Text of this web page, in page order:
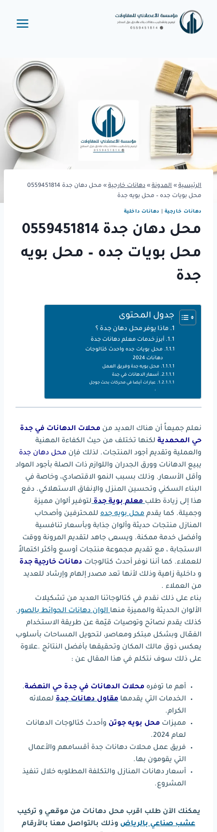
المحتوى
الرئيسية » المدونة » دهانات خارجية »
محل دهان جدة 0559451814
محل بويات جده – محل بويه جدة
دهانات خارجية دهانات داخلية
محل دهان جدة 0559451814
محل بويات جده – محل بويه
جدة
جدول المحتوى
ماذا يوفر محل دهان جدة ؟
أبرز خدمات معلم دهانات جدة
محل بويات جده واحدث كتالوجات
دهانات 2024
محل بويه جدة وفريق العمل
أسعار الدهانات في جدة
عبارات أيضا في محركات بحث جوجل
:
نعلم جميعاً أن هناك العديد من محلات الدهانات في جدة
حي المحمدية لكنها تختلف من حيث الكفاءة المهنية
والعملية وتقديم أجود المنتجات. لذلك فإن محل دهان جدة
يبيع الدهانات وورق الجدران واللوازم ذات الصلة بأجود المواد
وأقل الأسعار. وذلك بسبب النمو الاقتصادي، وخاصة في
البناء السكني وتحسين المنزل والإنفاق الاستهلاكي. دفع
هذا إلى زيادة طلبمعلم بوية جدةلتوفير ألوان مميزة
وجميلة. كما يقدم محل بويه جده للمحترفين وأصحاب
المنازل منتجات حديثة وألوان جذابة وبأسعار تنافسية
وأفضل خدمة ممكنة. ويسعى جاهد لتقديم المرونة ووقت
الاستجابة ، مع تقديم مجموعة منتجات أوسع وأكثر اكتمالاً
للعملاء. كما أننا نوفر أحدث كتالوجات دهانات خارجية جدة
و داخلية زاهية وذلك لأنها تعد مصدر إلهام وإرشاد للعديد
من العملاء .
بناء على ذلك نقدم في كتالوجاتنا العديد من تشكيلات
الألوان الحديثة والمميزة منهاالوان دهانات الحوائط بالصور.
كذلك يقدم نصائح وتوصيات قيّمة عن طريقة الاستخدام
الفعّال وبشكل مبتكر ومعاصر، لتحويل المساحات بأسلوب
يعكس ذوق مالك المكان وتحقيقها بأفضل النتائج .علاوة
على ذلك سوف نتكلم في هذا المقال عن :
أهم ما توفره محلات الدهانات في جدة حي النهضة.
الخدمات التي يقدمها مقاول دهانات جدة لعملائه
الكرام.
مميزات محل بويه جوتن وأحدث كتالوجات الدهانات
لعام 2024.
فريق عمل محلات دهانات جدة أقسامهم والأعمال
التي يقومون بها.
أسعار دهانات المنازل والتكلفة المطلوبه خلال تنفيذ
المشروع.
يمكنك الآن طلب اقرب محل دهانات من موقعي و تركيب
عشب صناعي بالرياض وذلك بالتواصل معنا بالأرقام